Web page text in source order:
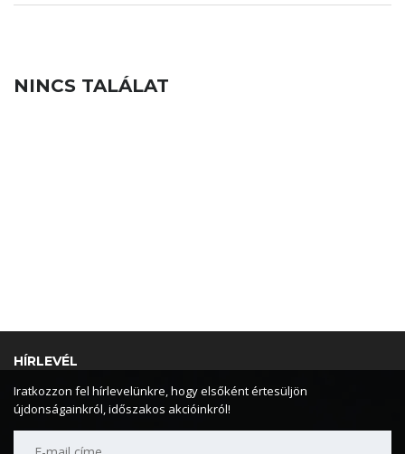
NINCS TALÁLAT
HÍRLEVÉL
Iratkozzon fel hírlevelünkre, hogy elsőként értesüljön
újdonságainkról, időszakos akcióinkról!